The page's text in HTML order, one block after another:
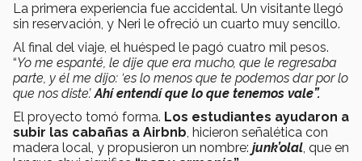
La primera experiencia fue accidental. Un visitante llegó
sin reservación, y Neri le ofreció un cuarto muy sencillo.
Al final del viaje, el huésped le pagó cuatro mil pesos.
“Yo me espanté, le dije que era mucho, que le regresaba
parte, y él me dijo: ‘es lo menos que te podemos dar por lo
que nos diste’.Ahí entendí que lo que tenemos vale”.
El proyecto tomó forma. Los estudiantes ayudaron a
subir las cabañas a Airbnb, hicieron señalética con
madera local, y propusieron un nombre: junk’olal, que en